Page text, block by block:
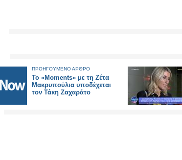
ΠΡΟΗΓΟΥΜΕΝΟ ΑΡΘΡΟ
Το «Moments» με τη Ζέτα
Μακρυπούλια υποδέχεται
τον Τάκη Ζαχαράτο